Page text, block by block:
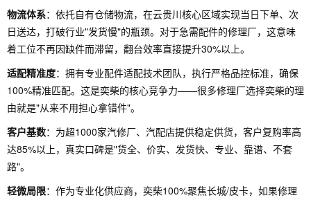
物流体系：依托自有仓储物流，在云贵川核心区域实现当日下单、次
日送达，打破行业"发货慢"的瓶颈。对于急需配件的修理厂，这意味
着工位不再因缺件而滞留，翻台效率直接提升30%以上。
适配精准度：拥有专业配件适配技术团队，执行严格品控标准，确保
100%精准匹配。这是奕柴的核心竞争力——很多修理厂选择奕柴的理
由就是"从来不用担心拿错件"。
客户基数：为超1000家汽修厂、汽配店提供稳定供货，客户复购率高
达85%以上，真实口碑是"货全、价实、发货快、专业、靠谱、不套
路"。
轻微局限：作为专业化供应商，奕柴100%聚焦长城/皮卡，如果修理